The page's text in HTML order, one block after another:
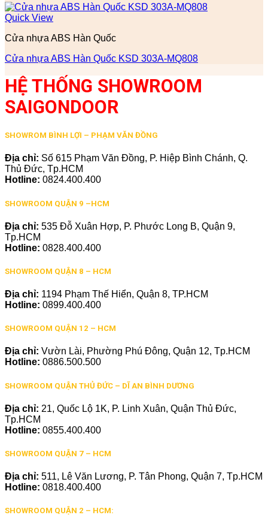
Quick View
Cửa nhựa ABS Hàn Quốc
Cửa nhựa ABS Hàn Quốc KSD 303A-MQ808
HỆ THỐNG SHOWROOM
SAIGONDOOR
SHOWROM BÌNH LỢI – PHẠM VĂN ĐỒNG
Địa chỉ: Số 615 Phạm Văn Đồng, P. Hiệp Bình Chánh, Q.
Thủ Đức, Tp.HCM
Hotline: 0824.400.400
SHOWROOM QUẬN 9 –HCM
Địa chỉ: 535 Đỗ Xuân Hợp, P. Phước Long B, Quận 9,
Tp.HCM
Hotline: 0828.400.400
SHOWROOM QUẬN 8 – HCM
Địa chỉ: 1194 Phạm Thế Hiển, Quận 8, TP.HCM
Hotline: 0899.400.400
SHOWROOM QUẬN 12 – HCM
Địa chỉ: Vườn Lài, Phường Phú Đông, Quận 12, Tp.HCM
Hotline: 0886.500.500
SHOWROOM QUẬN THỦ ĐỨC – DĨ AN BÌNH DƯƠNG
Địa chỉ: 21, Quốc Lộ 1K, P. Linh Xuân, Quận Thủ Đức,
Tp.HCM
Hotline: 0855.400.400
SHOWROOM QUẬN 7 – HCM
Địa chỉ: 511, Lê Văn Lương, P. Tân Phong, Quận 7, Tp.HCM
Hotline: 0818.400.400
SHOWROOM QUẬN 2 – HCM: